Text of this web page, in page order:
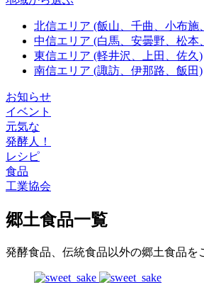
北信エリア (飯山、千曲、小布施
中信エリア (白馬、安曇野、松本
東信エリア (軽井沢、上田、佐久)
南信エリア (諏訪、伊那路、飯田)
お知らせ
イベント
元気な
発酵人！
レシピ
食品
工業協会
郷土食品一覧
発酵食品、伝統食品以外の郷土食品を